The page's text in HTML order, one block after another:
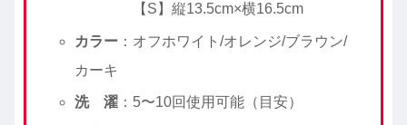
【S】縦13.5cm×横16.5cm
カラー ：オフホワイト/オレンジ/ブラウン/
カーキ
洗 濯 ：5〜10回使用可能（目安）